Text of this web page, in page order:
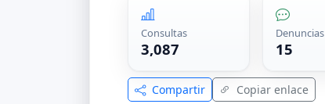
Consultas
3,087
Denuncias
15
Compartir Copiar enlace